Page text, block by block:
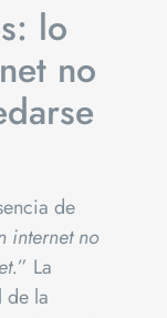
lo
no
de
internet no
” La
de la